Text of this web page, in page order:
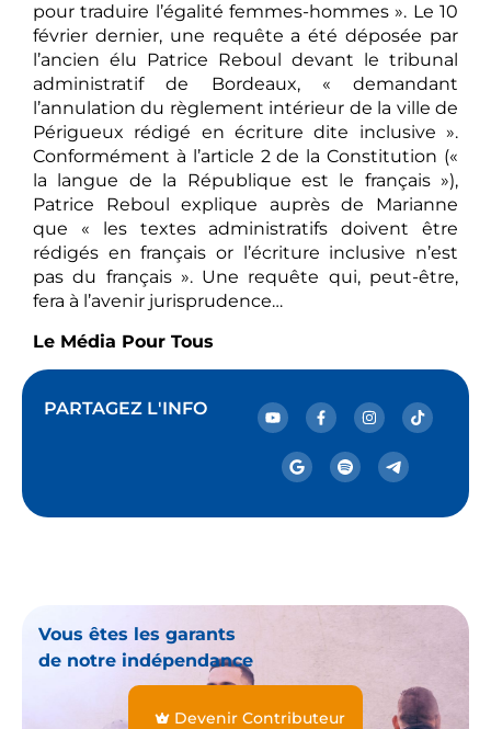
pour traduire l’égalité femmes-hommes ». Le 10
février dernier, une requête a été déposée par
l’ancien élu Patrice Reboul devant le tribunal
administratif de Bordeaux, « demandant
l’annulation du règlement intérieur de la ville de
Périgueux rédigé en écriture dite inclusive ».
Conformément à l’article 2 de la Constitution («
la langue de la République est le français »),
Patrice Reboul explique auprès de Marianne
que « les textes administratifs doivent être
rédigés en français or l’écriture inclusive n’est
pas du français ». Une requête qui, peut-être,
fera à l’avenir jurisprudence…
Le Média Pour Tous
PARTAGEZ L'INFO
Vous êtes les garants
de notre indépendance
Devenir Contributeur